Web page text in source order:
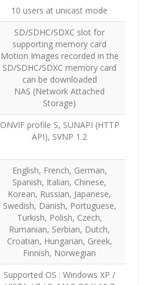
10 users at unicast mode
SD/SDHC/SDXC slot for
supporting memory card
Motion Images recorded in the
SD/SDHC/SDXC memory card
can be downloaded
NAS (Network Attached
Storage)
ONVIF profile S, SUNAPI (HTTP
API), SVNP 1.2
English, French, German,
Spanish, Italian, Chinese,
Korean, Russian, Japanese,
Swedish, Danish, Portuguese,
Turkish, Polish, Czech,
Rumanian, Serbian, Dutch,
Croatian, Hungarian, Greek,
Finnish, Norwegian
Supported OS : Windows XP /